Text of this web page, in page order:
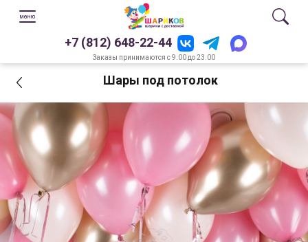
+7 (812) 648-22-44
Заказы принимаются с 9.00 до 23.00
Шары под потолок